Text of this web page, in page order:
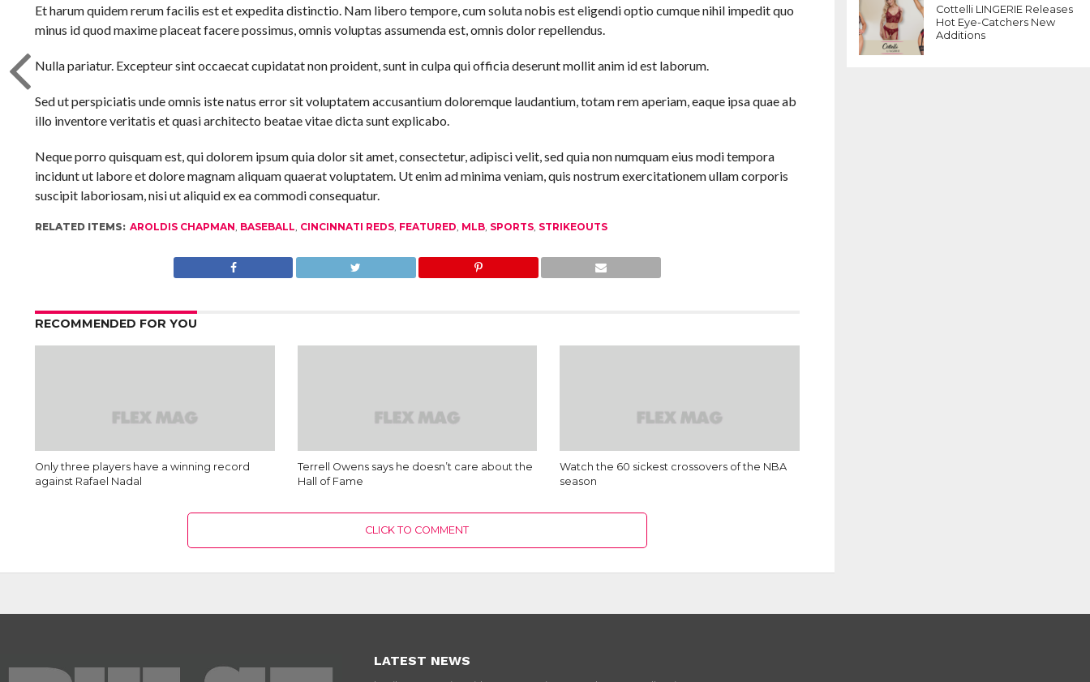
Et harum quidem rerum facilis est et expedita distinctio. Nam libero tempore, cum soluta nobis est eligendi optio cumque nihil impedit quo
minus id quod maxime placeat facere possimus, omnis voluptas assumenda est, omnis dolor repellendus.
Nulla pariatur. Excepteur sint occaecat cupidatat non proident, sunt in culpa qui officia deserunt mollit anim id est laborum.
Sed ut perspiciatis unde omnis iste natus error sit voluptatem accusantium doloremque laudantium, totam rem aperiam, eaque ipsa quae ab
illo inventore veritatis et quasi architecto beatae vitae dicta sunt explicabo.
Neque porro quisquam est, qui dolorem ipsum quia dolor sit amet, consectetur, adipisci velit, sed quia non numquam eius modi tempora
incidunt ut labore et dolore magnam aliquam quaerat voluptatem. Ut enim ad minima veniam, quis nostrum exercitationem ullam corporis
suscipit laboriosam, nisi ut aliquid ex ea commodi consequatur.
RELATED ITEMS: AROLDIS CHAPMAN BASEBALL CINCINNATI REDS, FEATURED MLB, SPORTS, STRIKEOUTS
RECOMMENDED FOR YOU
Only three players have a winning record
against Rafael Nadal
Terrell Owens says he doesn’t care about the
Hall of Fame
Watch the 60 sickest crossovers of the NBA
season
CLICK TO COMMENT
Cottelli LINGERIE Releases
Hot Eye-Catchers New
Additions
LATEST NEWS